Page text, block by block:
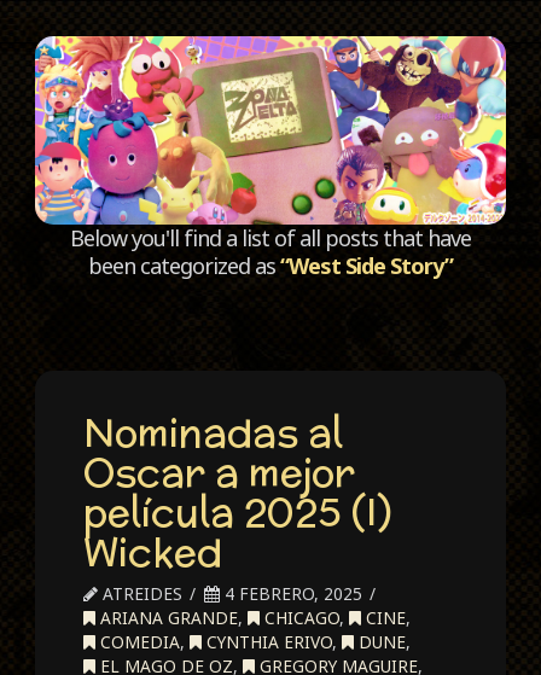
Below you'll find a list of all posts that have
been categorized as“West Side Story”
Nominadas al
Oscar a mejor
película 2025 (I)
Wicked
ATREIDES
4 FEBRERO, 2025
ARIANA GRANDE, CHICAGO, CINE,
COMEDIA, CYNTHIA ERIVO, DUNE,
EL MAGO DE OZ, GREGORY MAGUIRE,